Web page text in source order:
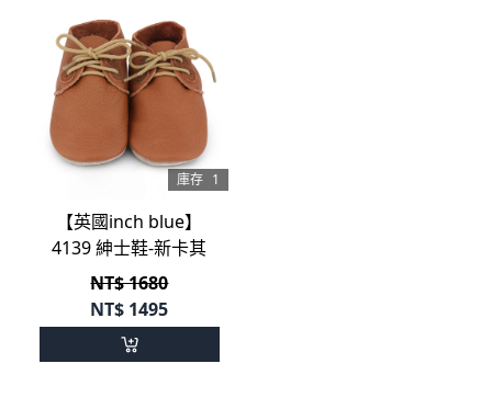
庫存 1
【英國inch blue】
4139 紳士鞋-新卡其
NT$ 1680
NT$ 1495